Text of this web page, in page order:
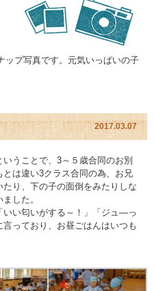
ップ写真です。元気いっぱいの子
2017.03.07
うことで、3～５歳合同のお別
は違い3クラス合同の為、お兄
り、下の子の面倒をみたりしな
した。
いい匂いがする～！」「ジュ―っ
っており、お昼ごはんはいつも
年間行事
知らせ
児アルバム
園のご案内
採用情報
くあるご質問
ライバシーポリシー